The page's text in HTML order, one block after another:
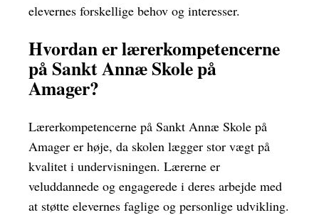
elevernes forskellige behov og interesser.
Hvordan er lærerkompetencerne
på Sankt Annæ Skole på
Amager?
Lærerkompetencerne på Sankt Annæ Skole på
Amager er høje, da skolen lægger stor vægt på
kvalitet i undervisningen. Lærerne er
veluddannede og engagerede i deres arbejde med
at støtte elevernes faglige og personlige udvikling.